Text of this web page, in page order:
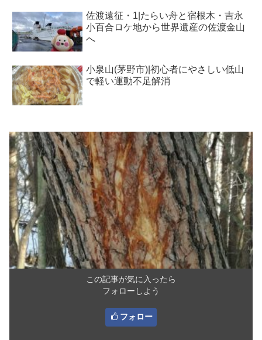
佐渡遠征・1|たらい舟と宿根木・吉永
小百合ロケ地から世界遺産の佐渡金山
へ
小泉山(茅野市)|初心者にやさしい低山
で軽い運動不足解消
この記事が気に入ったら
フォローしよう
フォロー